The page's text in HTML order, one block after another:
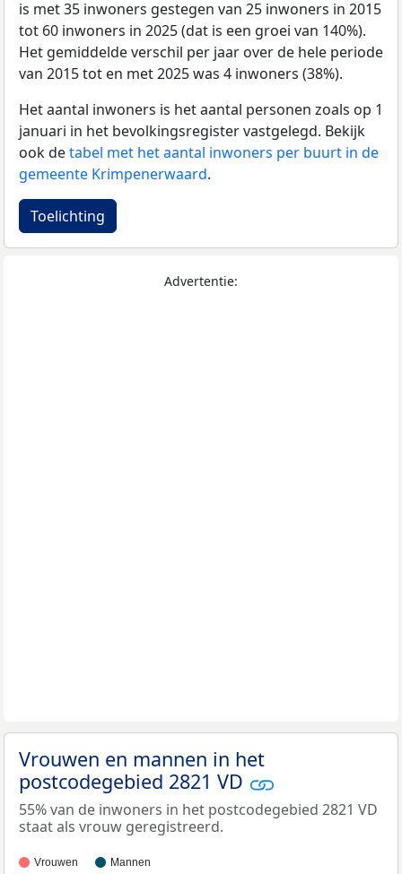
is met 35 inwoners gestegen van 25 inwoners in 2015
tot 60 inwoners in 2025 (dat is een groei van 140%).
Het gemiddelde verschil per jaar over de hele periode
van 2015 tot en met 2025 was 4 inwoners (38%).
Het aantal inwoners is het aantal personen zoals op 1
januari in het bevolkingsregister vastgelegd. Bekijk
ook detabel met het aantal inwoners per buurt in de
gemeente Krimpenerwaard.
Toelichting
Advertentie:
Vrouwen en mannen in het
postcodegebied 2821 VD
55% van de inwoners in het postcodegebied 2821 VD
staat als vrouw geregistreerd.
Vrouwen Mannen